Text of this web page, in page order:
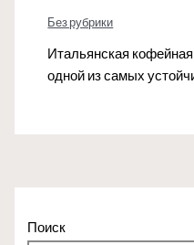
Без рубрики
Итальянская
одной из самых
Поиск